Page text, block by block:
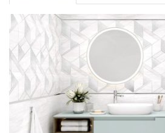
Назначение
Цвет
Размер